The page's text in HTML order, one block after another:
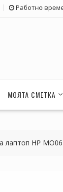
Работно
МОЯТА СМЕТКА
лаптоп HP